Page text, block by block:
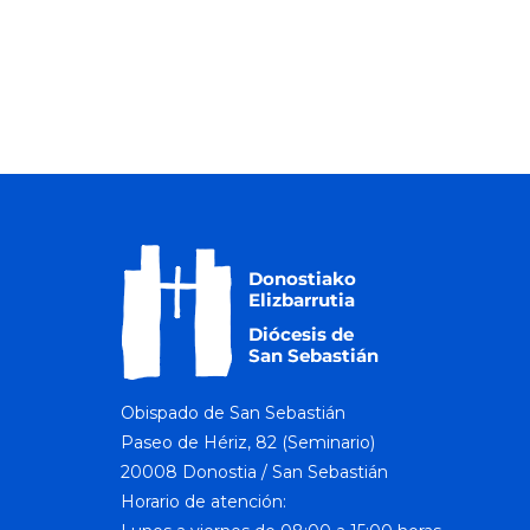
Obispado de San Sebastián
Paseo de Hériz, 82 (Seminario)
20008 Donostia / San Sebastián
Horario de atención: